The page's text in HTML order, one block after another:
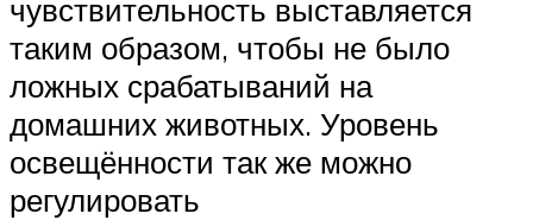
чувствительность выставляется
таким образом, чтобы не было
ложных срабатываний на
домашних животных. Уровень
освещённости так же можно
регулировать